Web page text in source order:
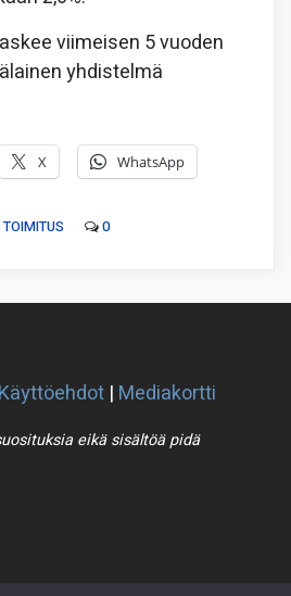
viimeisen 5 vuoden
yhdistelmä
X WhatsApp
0
Käyttöehdot | Mediakortti
eikä sisältöä pidä